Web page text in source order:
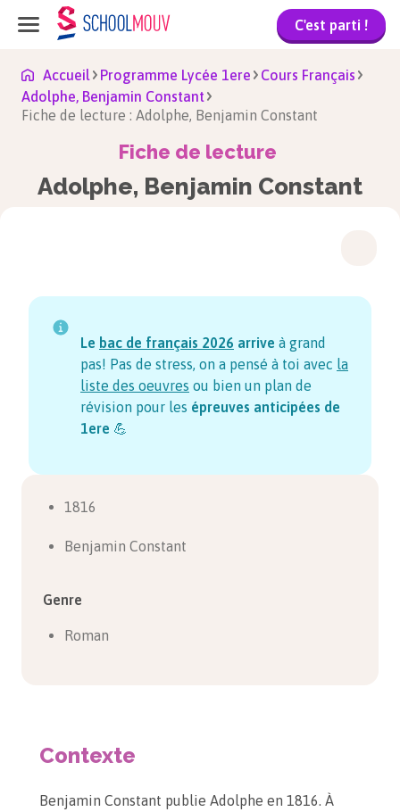
C'est parti !
Accueil Programme Lycée 1ere
Cours Français
Adolphe, Benjamin Constant
Fiche de lecture : Adolphe, Benjamin Constant
Fiche de lecture
Adolphe, Benjamin Constant
Le bac de français 2026 arrive à grand
pas! Pas de stress, on a pensé à toi avec la
liste des oeuvres ou bien un plan de
révision pour les épreuves anticipées de
1ere 💪
1816
Benjamin Constant
Genre
Roman
Contexte
Benjamin Constant publie Adolphe en 1816. À